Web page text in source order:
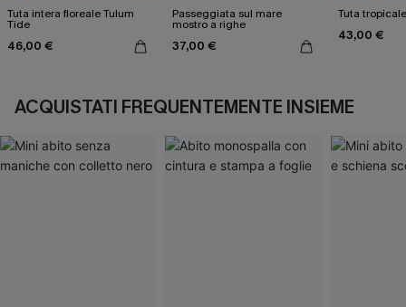
Tuta intera floreale Tulum
Tide
46,00 €
Passeggiata sul mare
mostro a righe
37,00 €
Tuta
43,00 €
ACQUISTATI FREQUENTEMENTE INSIEME